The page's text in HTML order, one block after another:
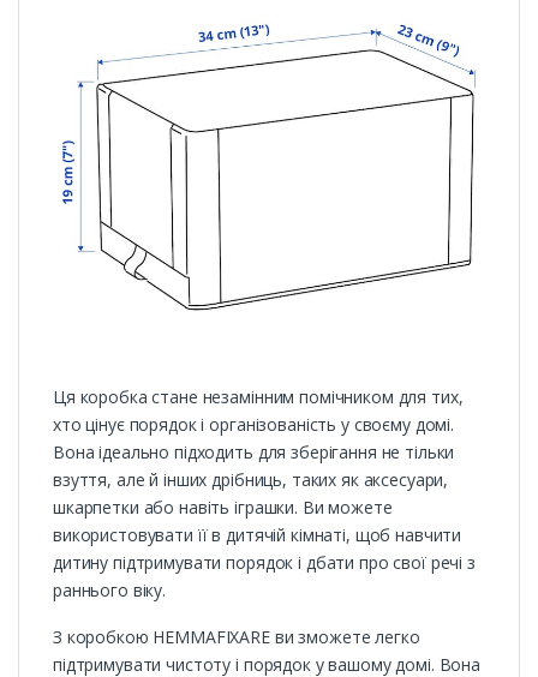
Ця коробка стане незамінним помічником для тих,
хто цінує порядок і організованість у своєму домі.
Вона ідеально підходить для зберігання не тільки
взуття, але й інших дрібниць, таких як аксесуари,
шкарпетки або навіть іграшки. Ви можете
використовувати її в дитячій кімнаті, щоб навчити
дитину підтримувати порядок і дбати про свої речі з
раннього віку.
З коробкою HEMMAFIXARE ви зможете легко
підтримувати чистоту і порядок у вашому домі. Вона